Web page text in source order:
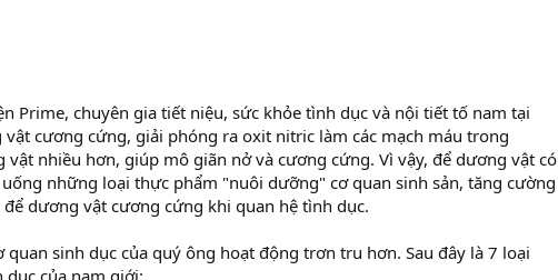
Prime, chuyên gia tiết niệu, sức khỏe tình dục và nội tiết tố nam tại
cương cứng, giải phóng ra oxit nitric làm các mạch máu trong
nhiều hơn, giúp mô giãn nở và cương cứng. Vì vậy, để dương vật có
những loại thực phẩm "nuôi dưỡng" cơ quan sinh sản, tăng cường
dương vật cương cứng khi quan hệ tình dục.
sinh dục của quý ông hoạt động trơn tru hơn. Sau đây là 7 loại